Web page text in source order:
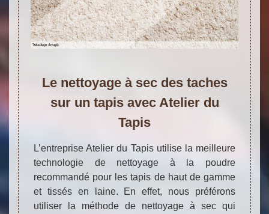
Le nettoyage à sec des taches
sur un tapis avec Atelier du
Tapis
L’entreprise Atelier du Tapis utilise la meilleure
technologie de nettoyage à la poudre
recommandé pour les tapis de haut de gamme
et tissés en laine. En effet, nous préférons
utiliser la méthode de nettoyage à sec qui